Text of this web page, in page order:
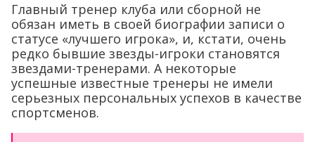
Главный тренер клуба или сборной не
обязан иметь в своей биографии записи о
статусе «лучшего игрока», и, кстати, очень
редко бывшие звезды-игроки становятся
звездами-тренерами. А некоторые
успешные известные тренеры не имели
серьезных персональных успехов в качестве
спортсменов.